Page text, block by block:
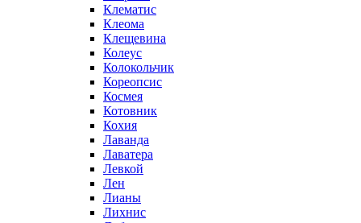
Клематис
Клеома
Клещевина
Колеус
Колокольчик
Кореопсис
Космея
Котовник
Кохия
Лаванда
Лаватера
Левкой
Лен
Лианы
Лихнис